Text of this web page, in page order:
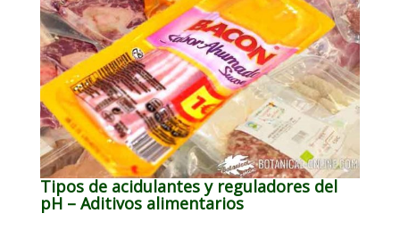
Tipos de acidulantes y reguladores del
pH – Aditivos alimentarios